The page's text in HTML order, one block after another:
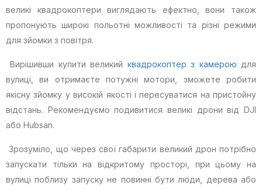
великі квадрокоптери виглядають ефектно, вони також
пропонують широкі польотні можливості та різні режими
для зйомки з повітря.
Вирішивши купити великий квадрокоптер з камерою для
вулиці, ви отримаєте потужні мотори, зможете робити
якісну зйомку у високій якості і пересуватися на пристойну
відстань. Рекомендуємо подивитися великі дрони від DJI
або Hubsan.
Зрозуміло, що через свої габарити великий дрон потрібно
запускати тільки на відкритому просторі, при цьому на
вулиці поблизу запуску не повинні бути люди, дерева або